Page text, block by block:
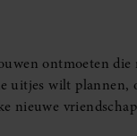
ontmoeten
uitjes wilt
nieuwe